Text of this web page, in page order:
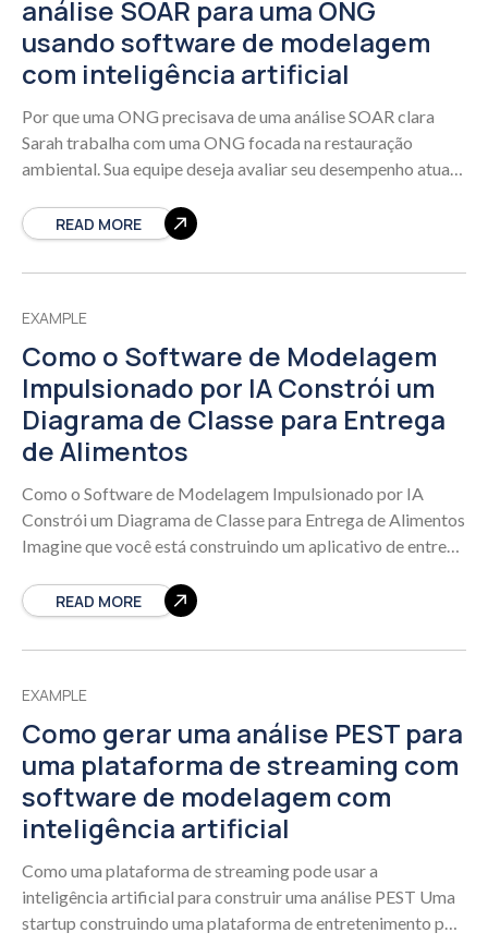
análise SOAR para uma ONG
usando software de modelagem
com inteligência artificial
Por que uma ONG precisava de uma análise SOAR clara
Sarah trabalha com uma ONG focada na restauração
ambiental. Sua equipe deseja avaliar seu desempenho atual e
READ MORE
EXAMPLE
Como o Software de Modelagem
Impulsionado por IA Constrói um
Diagrama de Classe para Entrega
de Alimentos
Como o Software de Modelagem Impulsionado por IA
Constrói um Diagrama de Classe para Entrega de Alimentos
Imagine que você está construindo um aplicativo de entrega
READ MORE
EXAMPLE
Como gerar uma análise PEST para
uma plataforma de streaming com
software de modelagem com
inteligência artificial
Como uma plataforma de streaming pode usar a
inteligência artificial para construir uma análise PEST Uma
startup construindo uma plataforma de entretenimento por